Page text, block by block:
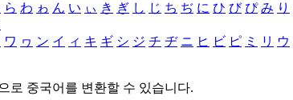
ら わ ゎ ん い ぃ き ぎ し じ ち ぢ に ひ び ぴ み り
ワ ヮ ン イ ィ キ ギ シ ジ チ ヂ ニ ヒ ビ ピ ミ リ ウ
로 중국어를 변환할 수 있습니다.